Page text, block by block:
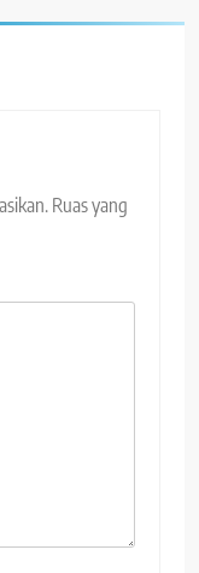
Ruas yang